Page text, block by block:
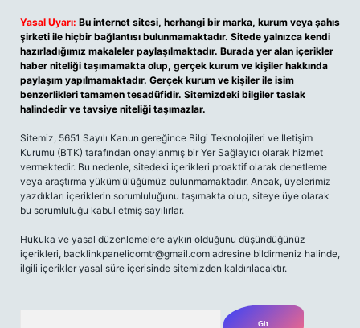
Yasal Uyarı: Bu internet sitesi, herhangi bir marka, kurum veya şahıs
şirketi ile hiçbir bağlantısı bulunmamaktadır. Sitede yalnızca kendi
hazırladığımız makaleler paylaşılmaktadır. Burada yer alan içerikler
haber niteliği taşımamakta olup, gerçek kurum ve kişiler hakkında
paylaşım yapılmamaktadır. Gerçek kurum ve kişiler ile isim
benzerlikleri tamamen tesadüfidir. Sitemizdeki bilgiler taslak
halindedir ve tavsiye niteliği taşımazlar.
Sitemiz, 5651 Sayılı Kanun gereğince Bilgi Teknolojileri ve İletişim
Kurumu (BTK) tarafından onaylanmış bir Yer Sağlayıcı olarak hizmet
vermektedir. Bu nedenle, sitedeki içerikleri proaktif olarak denetleme
veya araştırma yükümlülüğümüz bulunmamaktadır. Ancak, üyelerimiz
yazdıkları içeriklerin sorumluluğunu taşımakta olup, siteye üye olarak
bu sorumluluğu kabul etmiş sayılırlar.
Hukuka ve yasal düzenlemelere aykırı olduğunu düşündüğünüz
içerikleri, backlinkpanelicomtr@gmail.com adresine bildirmeniz halinde,
ilgili içerikler yasal süre içerisinde sitemizden kaldırılacaktır.